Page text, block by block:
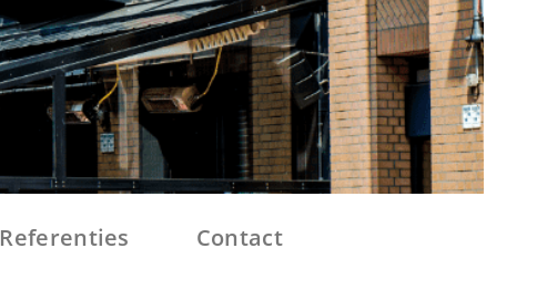
Referenties Contact